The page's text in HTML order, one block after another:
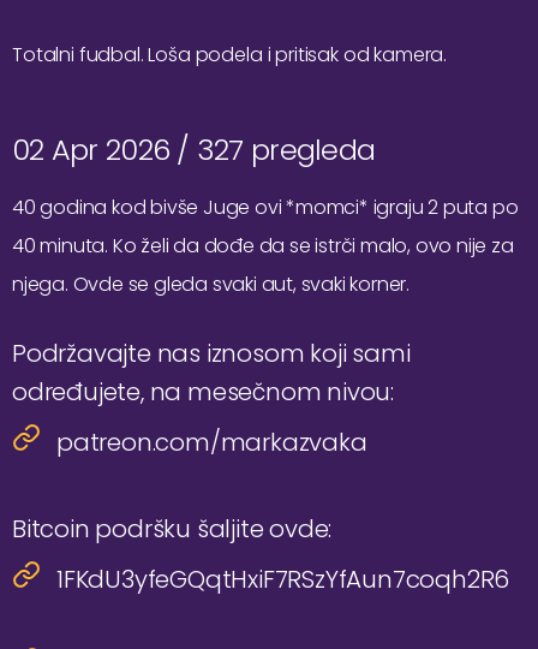
Totalni fudbal. Loša podela i pritisak od kamera.
02 Apr 2026 / 327 pregleda
40 godina kod bivše Juge ovi *momci* igraju 2 puta po
40 minuta. Ko želi da dođe da se istrči malo, ovo nije za
njega. Ovde se gleda svaki aut, svaki korner.
Podržavajte nas iznosom koji sami
određujete, na mesečnom nivou:
patreon.com/markazvaka
Bitcoin podršku šaljite ovde:
1FKdU3yfeGQqtHxiF7RSzYfAun7coqh2R6